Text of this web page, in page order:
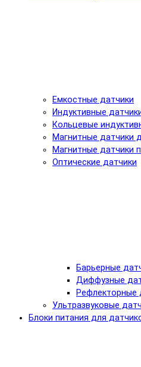
Емкостные датчики
Индуктивные
Кольцевые
Магнитные датчики
Магнитные датчики
Оптические датчики
Барьерные
Диффузные
Рефлекторные
Ультразвуковые
Блоки питания для